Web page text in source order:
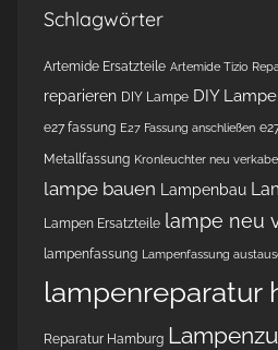
Schlagwörter
Artemide Ersatzteile Artemide Tizio
reparieren DIY Lampe DIY
e27 fassung E27 Fassung anschließen
Metallfassung Kronleuchter neu
lampe bauen
Lampenbau
Lampen Ersatzteile lampe neu
lampenfassung Lampenfassung
lampenreparatur
Reparatur Hamburg